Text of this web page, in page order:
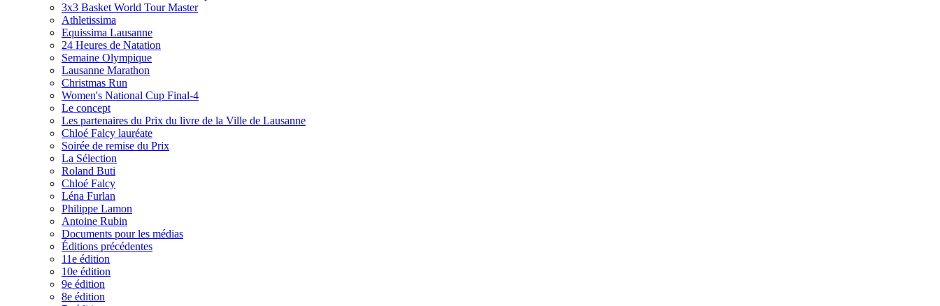
3x3 Basket World Tour Master
Athletissima
Equissima Lausanne
24 Heures de Natation
Semaine Olympique
Lausanne Marathon
Christmas Run
Women's National Cup Final-4
Le concept
Les partenaires du Prix du livre de la Ville de Lausanne
Chloé Falcy lauréate
Soirée de remise du Prix
La Sélection
Roland Buti
Chloé Falcy
Léna Furlan
Philippe Lamon
Antoine Rubin
Documents pour les médias
Éditions précédentes
11e édition
10e édition
9e édition
8e édition